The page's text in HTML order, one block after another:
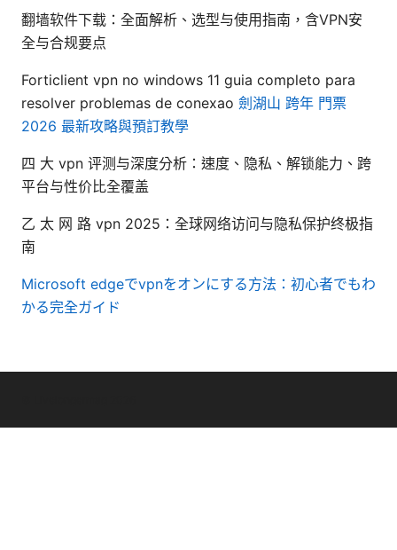
翻墙软件下载：全面解析、选型与使用指南，含VPN安
全与合规要点
Forticlient vpn no windows 11 guia completo para
resolver problemas de conexao 劍湖山 跨年 門票
2026 最新攻略與預訂教學
四 大 vpn 评测与深度分析：速度、隐私、解锁能力、跨
平台与性价比全覆盖
乙 太 网 路 vpn 2025：全球网络访问与隐私保护终极指
南
Microsoft edgeでvpnをオンにする方法：初心者でもわ
かる完全ガイド